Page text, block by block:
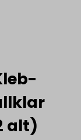
alt)